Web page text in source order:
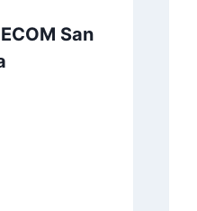
San